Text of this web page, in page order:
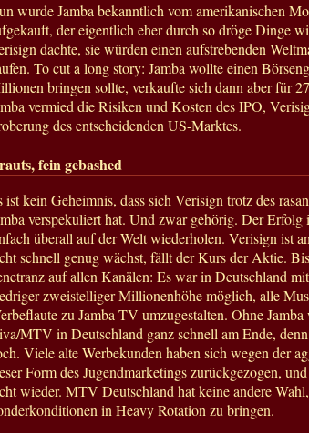
wurde Jamba bekanntlich vom amerikanischen
der eigentlich eher durch so dröge Dinge
dachte, sie würden einen aufstrebenden
To cut a long story: Jamba wollte einen
bringen sollte, verkaufte sich dann aber für
vermied die Risiken und Kosten des IPO,
des entscheidenden US-Marktes.
fein gebashed
ist kein Geheimnis, dass sich Verisign trotz des
verspekuliert hat. Und zwar gehörig. Der Erfolg
überall auf der Welt wiederholen. Verisign ist
schnell genug wächst, fällt der Kurs der Aktie.
auf allen Kanälen: Es war in Deutschland
zweistelliger Millionenhöhe möglich, alle
zu Jamba-TV umzugestalten. Ohne
MTV in Deutschland ganz schnell am Ende,
Viele alte Werbekunden haben sich wegen der
Form des Jugendmarketings zurückgezogen,
wieder. MTV Deutschland hat keine andere
in Heavy Rotation zu bringen.